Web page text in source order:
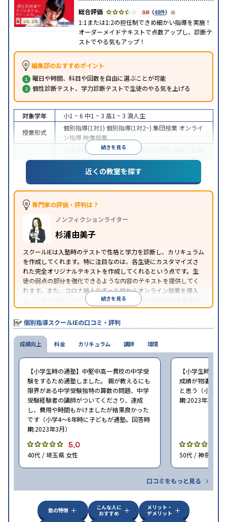
3.8（48件） ※
1:1または1:2の担任制できめ細かい指導を実施！
オーダーメイドテキストで点数アップし、診断テ
ストでやる気もアップ！
編集部のおすすめポイント
曜日や時間、科目や回数を自由に選ぶことが可能
個性診断テスト、学力診断テストで生徒のやる気を上げる
続きを見る
対象学年 小1 ~ 6 中1 ~ 3 高1 ~ 3 浪人生
授業形式
個別指導(1対1) 個別指導(1対2~) 集団授業 オンライ
ン指導 映像授業
中学受験 高校受験大学受験 医学部受験
テスト対策内申点対策学習習慣の定着総合型選抜
(旧AO)対策 推薦入試対策学校別特化対策
中高一貫校生に対応
可能季節講習のみの受講可
※2023年3月調査。小学校高学年の個別指導塾アンケート調査方法
近くの教室を探す
専門家の評価・評判は？
ノンフィクションライター
杉浦由美子
スクールIEは入塾時のテストで性格と学力を診断し、カリキュラム
を作成してくれます。特に注目なのは、各生徒にカスタマイズさ
れた完全オリジナルテキストを作成してくれるという点です。生
徒の弱点の部分を強化できるような内容のテキストを提供してく
れます。また、コロナ禍よりずっと前からオンライン授業を導入
し、ノウハウもしっかりとしています。AIやICTの活用の先駆者的
な個別指導塾です。
続きを見る
個別指導スクールIEの口コミ・評判
成績向上
【小学生時の通塾】中堅中高一貫校の中学受
験をするため通塾しました。 親が教えるにも
限界がある中学受験独特の算数の問題、中学
受験経験者の講師がついてくださり、達成
し、費用や時間もかけましたが結果良かった
です（小学4〜6年時に子どもが通塾。回答時
期:2023年3月）
5.0
40代 / 埼玉県 女性
【小学生時の通
成績が物凄く悪
と思う（小学6
期:2023年3月）
50代 / 神奈川県
口コミをもっと見る
料金 カリキュラム 講師 環境
塾の特徴
こんな人に
おすすめ
メリット・
デメリット